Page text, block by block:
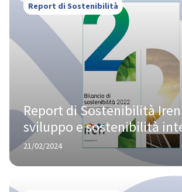
Report di Sostenibilità
Report di Sostenibilità
sviluppo e sostenibilità
un’unica strategia aziendale
21/02/2024